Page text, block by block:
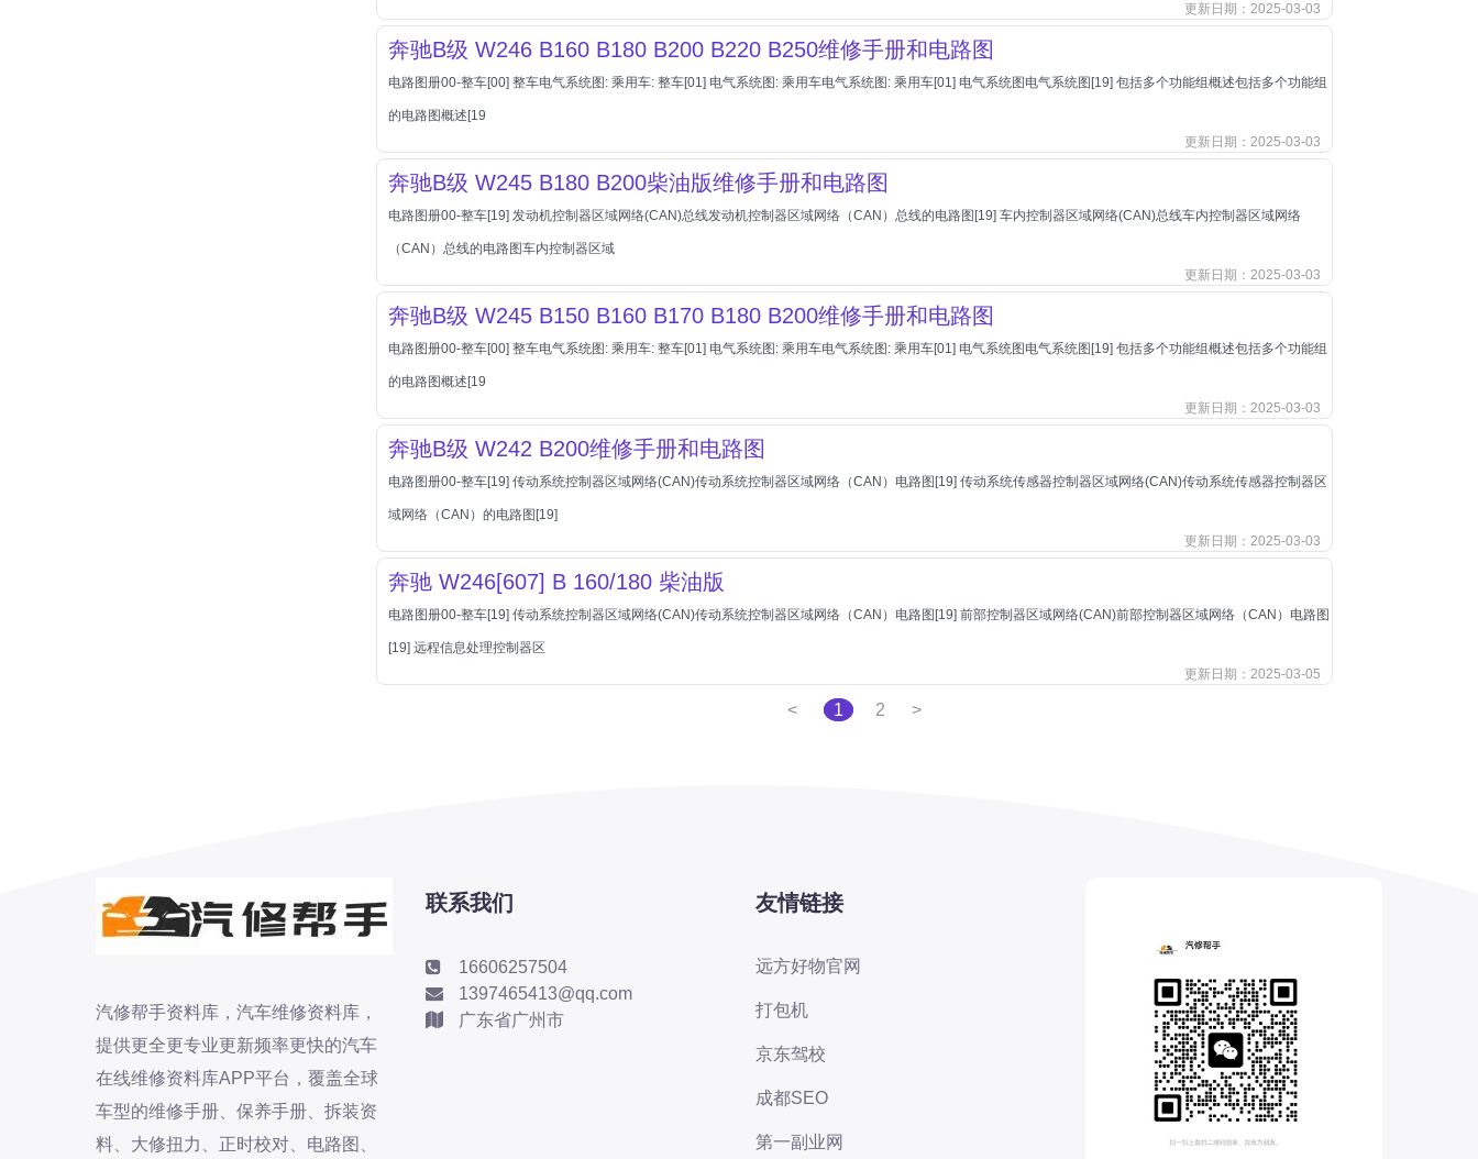
比速
创维
昌河
曹操
长丰猎豹
长城
更新日期：2025-03-03
奔驰B级 W246 B160 B180 B200 B220 B250维修手册和电路图
电路图册00-整车[00] 整车电气系统图: 乘用车: 整车[01] 电气系统图: 乘用车电气系统图: 乘用车[01] 电气系统图电气系统图[19] 包括多个功能组概述包括多个功能组
的电路图概述[19
更新日期：2025-03-03
奔驰B级 W245 B180 B200柴油版维修手册和电路图
电路图册00-整车[19] 发动机控制器区域网络(CAN)总线发动机控制器区域网络（CAN）总线的电路图[19] 车内控制器区域网络(CAN)总线车内控制器区域网络
（CAN）总线的电路图车内控制器区域
更新日期：2025-03-03
奔驰B级 W245 B150 B160 B170 B180 B200维修手册和电路图
电路图册00-整车[00] 整车电气系统图: 乘用车: 整车[01] 电气系统图: 乘用车电气系统图: 乘用车[01] 电气系统图电气系统图[19] 包括多个功能组概述包括多个功能组
的电路图概述[19
更新日期：2025-03-03
奔驰B级 W242 B200维修手册和电路图
电路图册00-整车[19] 传动系统控制器区域网络(CAN)传动系统控制器区域网络（CAN）电路图[19] 传动系统传感器控制器区域网络(CAN)传动系统传感器控制器区
域网络（CAN）的电路图[19]
更新日期：2025-03-03
奔驰 W246[607] B 160/180 柴油版
电路图册00-整车[19] 传动系统控制器区域网络(CAN)传动系统控制器区域网络（CAN）电路图[19] 前部控制器区域网络(CAN)前部控制器区域网络（CAN）电路图
[19] 远程信息处理控制器区
更新日期：2025-03-05
< 1 2 >
汽修帮手资料库，汽车维修资料库，
提供更全更专业更新频率更快的汽车
在线维修资料库APP平台，覆盖全球
车型的维修手册、保养手册、拆装资
料、大修扭力、正时校对、电路图、
联系我们
16606257504
1397465413@qq.com
广东省广州市
友情链接
远方好物官网
打包机
京东驾校
成都SEO
第一副业网